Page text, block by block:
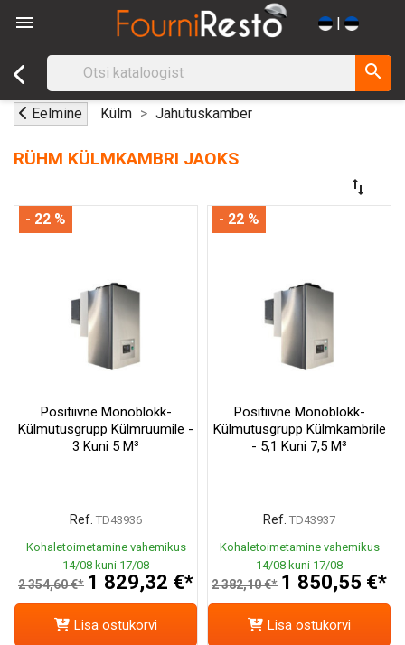
 |
search
Eelmine Külm Jahutuskamber
RÜHM KÜLMKAMBRI JAOKS
swap_vert
Positiivne Monoblokk-
Külmutusgrupp Külmruumile -
3 Kuni 5 M³
Ref. TD43936
Kohaletoimetamine vahemikus
14/08 kuni 17/08
2 354,60 €* 1 829,32 €*
- 22 %
Lisa ostukorvi
Positiivne Monoblokk-
Külmutusgrupp Külmkambrile
- 5,1 Kuni 7,5 M³
Ref. TD43937
Kohaletoimetamine vahemikus
14/08 kuni 17/08
2 382,10 €* 1 850,55 €*
- 22 %
Lisa ostukorvi